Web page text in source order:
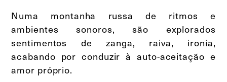
Numa montanha russa de ritmos e
ambientes sonoros, são explorados
sentimentos de zanga, raiva, ironia,
acabando por conduzir à auto-aceitação e
amor próprio.